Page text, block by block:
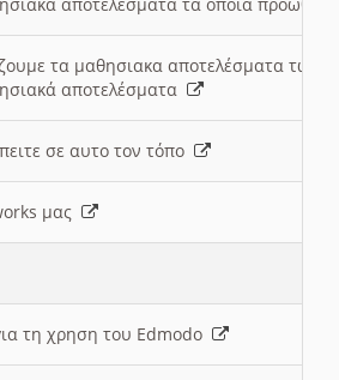
τα μαθησιακα αποτελέσματα
αποτελέσματα
σε αυτο τον τόπο
μας
τη χρηση του Edmodo